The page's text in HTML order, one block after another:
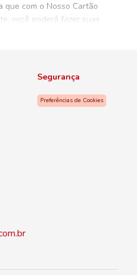
com o Nosso Cartão
você poderá fazer suas
Segurança
Preferências de Cookies